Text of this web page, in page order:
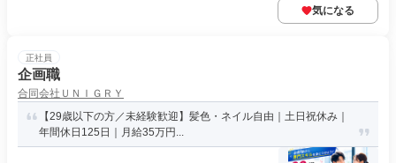
気になる
正社員
企画職
合同会社ＵＮＩＧＲＹ
【29歳以下の方／未経験歓迎】髪色・ネイル自由｜土日祝休み｜
年間休日125日｜月給35万円...